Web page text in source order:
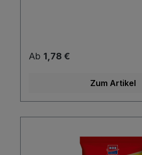
einem leckeren Glas Wein
handliche Beutelgröße
fein-würzigen Geschmack
bevorzugen, gibt es mit der
Regulärer Preis:
Ab 1,78 €
Zum Artikel